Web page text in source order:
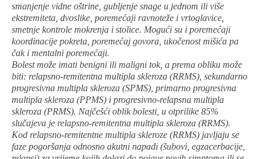
smanjenje vidne oštrine, gubljenje snage u jednom ili više
ekstremiteta, dvoslike, poremećaji ravnoteže i vrtoglavice,
smetnje kontrole mokrenja i stolice. Mogući su i poremećaji
koordinacije pokreta, poremećaj govora, ukočenost mišića pa
čak i mentalni poremećaji.
Bolest može imati benigni ili maligni tok, a prema obliku može
biti: relapsno-remitentna multipla skleroza (RRMS), sekundarno
progresivna multipla skleroza (SPMS), primarno progresivna
multipla skleroza (PPMS) i progresivno-relapsna multipla
skleroza (PRMS). Najčešći oblik bolesti, u otprilike 85%
slučajeva je relapsno-remitentna multipla skleroza (RRMS).
Kod relapsno-remitentne multipla skleroze (RRMS) javljaju se
faze pogoršanja odnosno akutni napadi (šubovi, egzacerbacije,